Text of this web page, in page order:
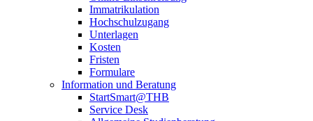
Immatrikulation
Hochschulzugang
Unterlagen
Kosten
Fristen
Formulare
Information und Beratung
StartSmart@THB
Service Desk